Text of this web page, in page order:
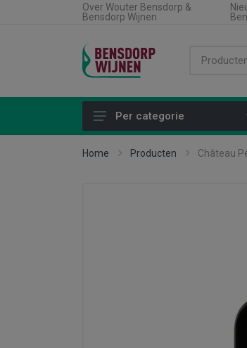
Over Wouter Bensdorp &
Bensdorp Wijnen
Alle producten
Per categorie
Home Producten Château